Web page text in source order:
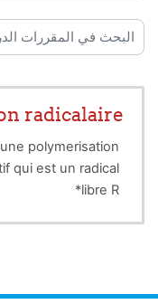
البحث في المقررات
radicalaire
polymerisation
qui est un radical
libre R*